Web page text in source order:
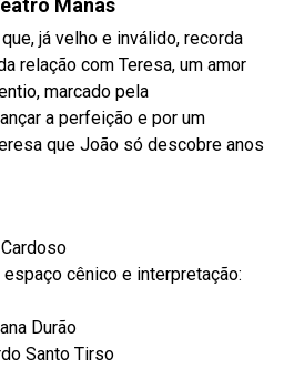
Manás
já velho e inválido, recorda
relação com Teresa, um amor
marcado pela
a perfeição e por um
que João só descobre anos
espaço cênico e interpretação:
Durão
Santo Tirso